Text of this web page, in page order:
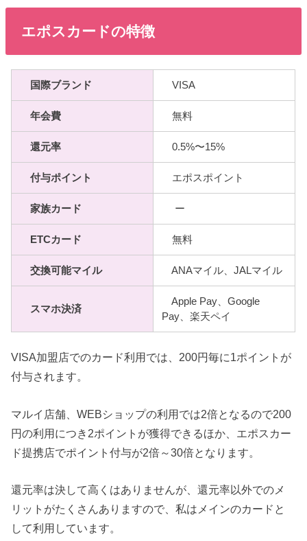
エポスカードの特徴
国際ブランド VISA
年会費 無料
還元率 0.5%〜15%
付与ポイント エポスポイント
家族カード ー
ETCカード 無料
交換可能マイル ANAマイル、JALマイル
スマホ決済
Apple Pay、Google
Pay、楽天ペイ
VISA加盟店でのカード利用では、200円毎に1ポイントが
付与されます。
マルイ店舗、WEBショップの利用では2倍となるので200
円の利用につき2ポイントが獲得できるほか、エポスカー
ド提携店でポイント付与が2倍～30倍となります。
還元率は決して高くはありませんが、還元率以外でのメ
リットがたくさんありますので、私はメインのカードと
して利用しています。